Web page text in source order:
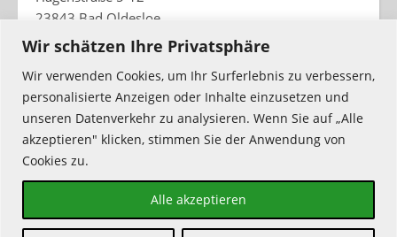
Wir schätzen Ihre Privatsphäre
Wir verwenden Cookies, um Ihr Surferlebnis zu verbessern,
personalisierte Anzeigen oder Inhalte einzusetzen und
unseren Datenverkehr zu analysieren. Wenn Sie auf „Alle
akzeptieren" klicken, stimmen Sie der Anwendung von
Cookies zu.
Alle akzeptieren
23843 Bad Oldesloe
Tel: 04531 / 89 34 02
info(@)horizonte-holstein.de
Datenschutz Impressum Kontakt
Ashe Theme vonWP